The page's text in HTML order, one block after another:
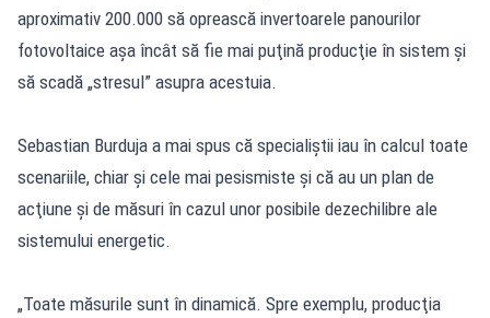
aproximativ 200.000 să oprească invertoarele panourilor
fotovoltaice aşa încât să fie mai puţină producţie în sistem şi
să scadă „stresul” asupra acestuia.
Sebastian Burduja a mai spus că specialiştii iau în calcul toate
scenariile, chiar şi cele mai pesismiste şi că au un plan de
acţiune şi de măsuri în cazul unor posibile dezechilibre ale
sistemului energetic.
„Toate măsurile sunt în dinamică. Spre exemplu, producţia